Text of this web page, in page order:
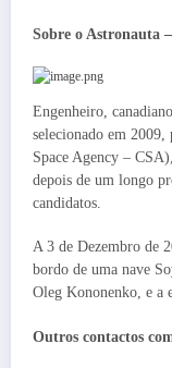
Sobre o Astronauta
Engenheiro,
selecionado em 2009,
Space Agency –
depois de um longo
candidatos.
A 3 de Dezembro de
bordo de uma nave
Oleg Kononenko, e a
Outros contactos